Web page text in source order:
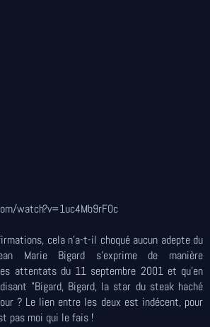
watch?v=1uc4Mb9rF0c
cela n'a-t-il choqué aucun adepte du
Marie Bigard s'exprime de manière
attentats du 11 septembre 2001 et qu'en
"Bigard, Bigard, la star du steak haché
? Le lien entre les deux est indécent, pour
pas moi qui le fais !